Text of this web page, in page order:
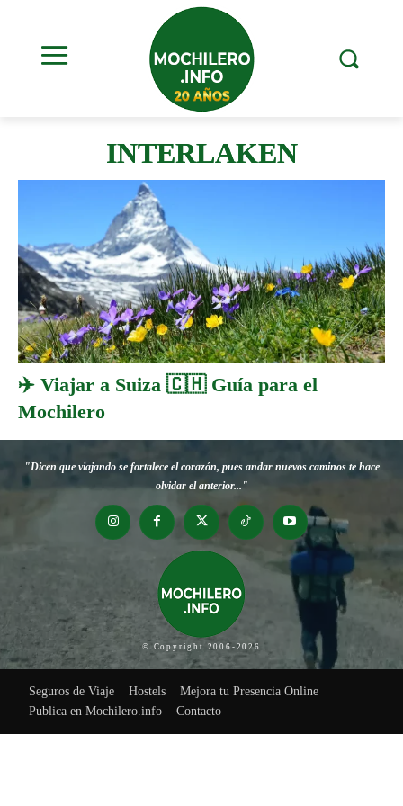
INTERLAKEN
✈️ Viajar a Suiza 🇨🇭 Guía para el
Mochilero
"Dicen que viajando se fortalece el corazón, pues andar nuevos caminos te hace
olvidar el anterior..."
© Copyright 2006-2026
Seguros de Viaje Hostels
Mejora tu Presencia Online
Publica en Mochilero.info
Contacto